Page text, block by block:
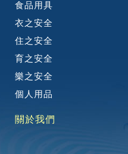
食品用具
衣之安全
住之安全
育之安全
樂之安全
個人用品
關於我們